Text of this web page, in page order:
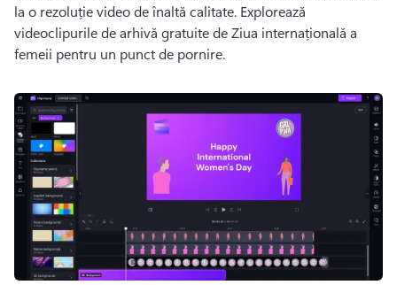
la o rezoluție video de înaltă calitate. Explorează
videoclipurile de arhivă gratuite de Ziua internațională a
femeii pentru un punct de pornire.